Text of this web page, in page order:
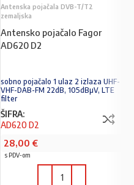
Antenska pojačala DVB-T/T2
zemaljska
Antensko pojačalo Fagor
AD620 D2
sobno pojačalo 1 ulaz 2 izlaza UHF-
VHF-DAB-FM 22dB, 105dBµV, LTE
filter
ŠIFRA:
AD620 D2
28,00 €
s PDV-om